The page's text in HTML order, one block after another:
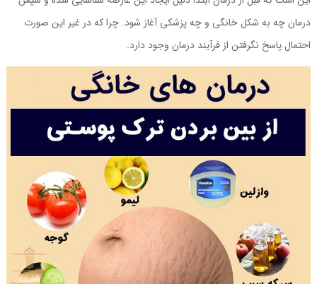
درمان چه به شکل خانگی و چه پزشکی آغاز شود. چرا که در غیر این صورت
احتمال پاسخ نگرفتن از فرآیند درمان وجود دارد.